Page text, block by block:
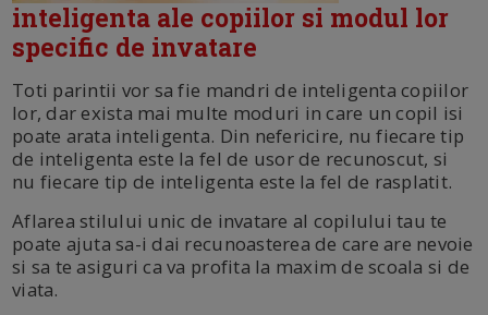
inteligenta ale copiilor si modul lor
specific de invatare
Toti parintii vor sa fie mandri de inteligenta copiilor
lor, dar exista mai multe moduri in care un copil isi
poate arata inteligenta. Din nefericire, nu fiecare tip
de inteligenta este la fel de usor de recunoscut, si
nu fiecare tip de inteligenta este la fel de rasplatit.
Aflarea stilului unic de invatare al copilului tau te
poate ajuta sa-i dai recunoasterea de care are nevoie
si sa te asiguri ca va profita la maxim de scoala si de
viata.